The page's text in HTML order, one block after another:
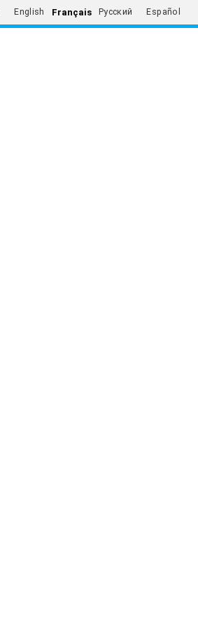
English Français Русский Español